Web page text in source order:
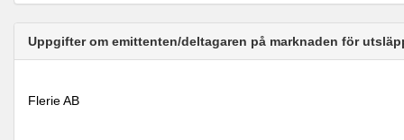
Uppgifter om emittenten/deltagaren på marknaden för
Flerie AB